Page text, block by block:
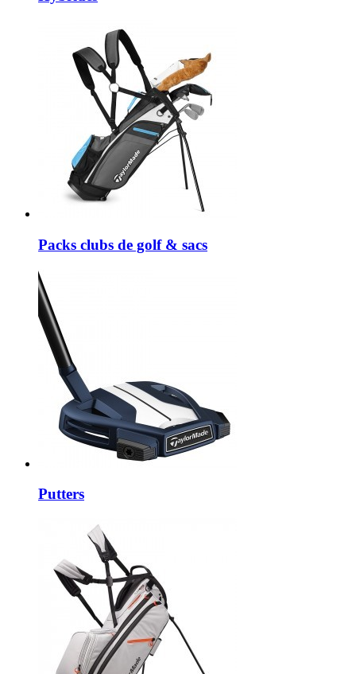
Packs clubs de golf & sacs
Putters